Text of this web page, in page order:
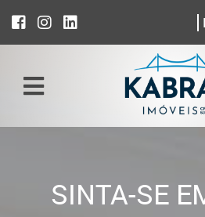
SINTA-SE